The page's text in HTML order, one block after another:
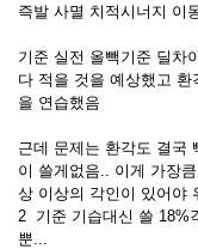
즉발 사멸 치적시너지 이
기준 실전 올빽기준 딜차
다 적을 것을 예상했고
을 연습했음
근데 문제는 환각도 결국
이 쓸게없음.. 이게 가장
상 이상의 각인이 있어야
2 기준 기습대신 쓸 18%
뿐...